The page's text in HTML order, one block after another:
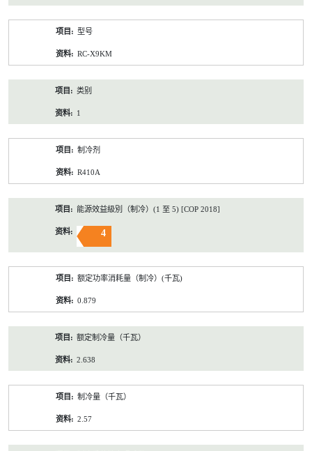
型号
RC-X9KM
类别
1
制冷剂
R410A
能源效益級別（制冷）(1 至 5) [COP 2018]
4
额定功率消耗量（制冷）(千瓦)
0.879
额定制冷量（千瓦）
2.638
制冷量（千瓦）
2.57